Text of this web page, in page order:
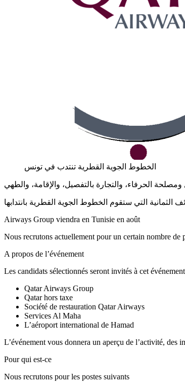
الخطوط الجوية القطرية تنتدب في تونس
Airways Group viendra en Tunisie en août
Nous recrutons actuellement pour un certain nombre de
A propos de l’événement
Les candidats sélectionnés seront invités à cet
Qatar Airways Group
Qatar hors taxe
Société de restauration Qatar Airways
Services Al Maha
L’aéroport international de Hamad
L’événement vous donnera un aperçu de l’activité, des
Pour qui est-ce
Nous recrutons pour les postes suivants